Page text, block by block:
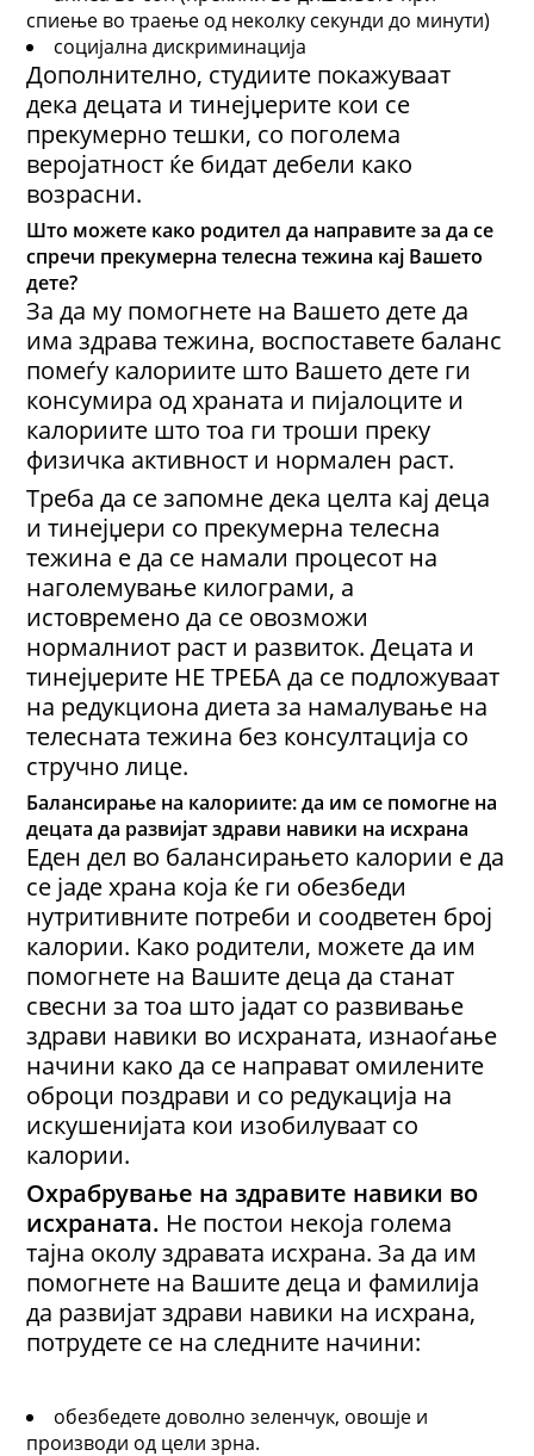
спиење во траење од неколку секунди до минути)
социјална дискриминација
Дополнително, студиите покажуваат
дека децата и тинејџерите кои се
прекумерно тешки, со поголема
веројатност ќе бидат дебели како
возрасни.
Што можете како родител да направите за да се
спречи прекумерна телесна тежина кај Вашето
дете?
За да му помогнете на Вашето дете да
има здрава тежина, воспоставете баланс
помеѓу калориите што Вашето дете ги
консумира од храната и пијалоците и
калориите што тоа ги троши преку
физичка активност и нормален раст.
Треба да се запомне дека целта кај деца
и тинејџери со прекумерна телесна
тежина е да се намали процесот на
наголемување килограми, а
истовремено да се овозможи
нормалниот раст и развиток. Децата и
тинејџерите НЕ ТРЕБА да се подложуваат
на редукциона диета за намалување на
телесната тежина без консултација со
стручно лице.
Балансирање на калориите: да им се помогне на
децата да развијат здрави навики на исхрана
Еден дел во балансирањето калории е да
се јаде храна која ќе ги обезбеди
нутритивните потреби и соодветен број
калории. Како родители, можете да им
помогнете на Вашите деца да станат
свесни за тоа што јадат со развивање
здрави навики во исхраната, изнаоѓање
начини како да се направат омилените
оброци поздрави и со редукација на
искушенијата кои изобилуваат со
калории.
Охрабрување на здравите навики во
исхраната. Не постои некоја голема
тајна околу здравата исхрана. За да им
помогнете на Вашите деца и фамилија
да развијат здрави навики на исхрана,
потрудете се на следните начини:
обезбедете доволно зеленчук, овошје и
производи од цели зрна.